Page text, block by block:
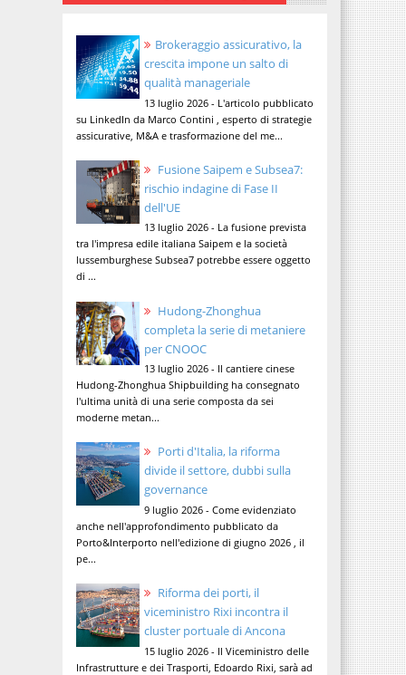
Brokeraggio assicurativo, la
crescita impone un salto di
qualità manageriale
13 luglio 2026 - L'articolo pubblicato
su LinkedIn da Marco Contini , esperto di strategie
assicurative, M&A e trasformazione del me...
Fusione Saipem e Subsea7:
rischio indagine di Fase II
dell'UE
13 luglio 2026 - La fusione prevista
tra l'impresa edile italiana Saipem e la società
lussemburghese Subsea7 potrebbe essere oggetto
di ...
Hudong-Zhonghua
completa la serie di metaniere
per CNOOC
13 luglio 2026 - Il cantiere cinese
Hudong-Zhonghua Shipbuilding ha consegnato
l'ultima unità di una serie composta da sei
moderne metan...
Porti d'Italia, la riforma
divide il settore, dubbi sulla
governance
9 luglio 2026 - Come evidenziato
anche nell'approfondimento pubblicato da
Porto&Interporto nell'edizione di giugno 2026 , il
pe...
Riforma dei porti, il
viceministro Rixi incontra il
cluster portuale di Ancona
15 luglio 2026 - Il Viceministro delle
Infrastrutture e dei Trasporti, Edoardo Rixi, sarà ad